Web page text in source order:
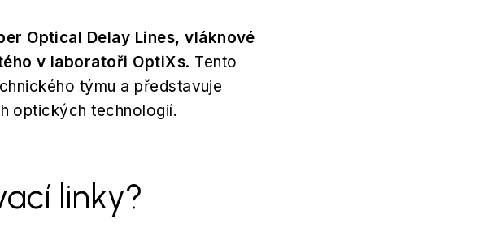
Optical Delay Lines, vláknové
v laboratoři OptiXs. Tento
týmu a představuje
optických technologií.
linky?